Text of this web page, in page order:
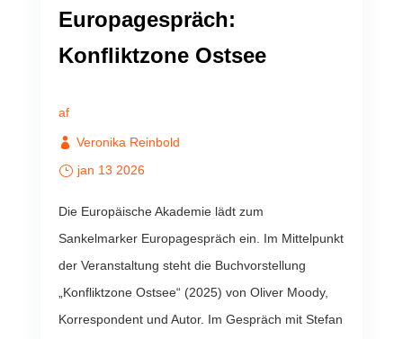
Europagespräch:
Konfliktzone Ostsee
af
Veronika Reinbold
jan 13 2026
Die Europäische Akademie lädt zum
Sankelmarker Europagespräch ein. Im Mittelpunkt
der Veranstaltung steht die Buchvorstellung
„Konfliktzone Ostsee“ (2025) von Oliver Moody,
Korrespondent und Autor. Im Gespräch mit Stefan